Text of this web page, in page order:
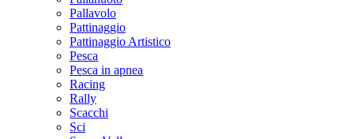
Pallavolo
Pattinaggio
Pattinaggio Artistico
Pesca
Pesca in apnea
Racing
Rally
Scacchi
Sci